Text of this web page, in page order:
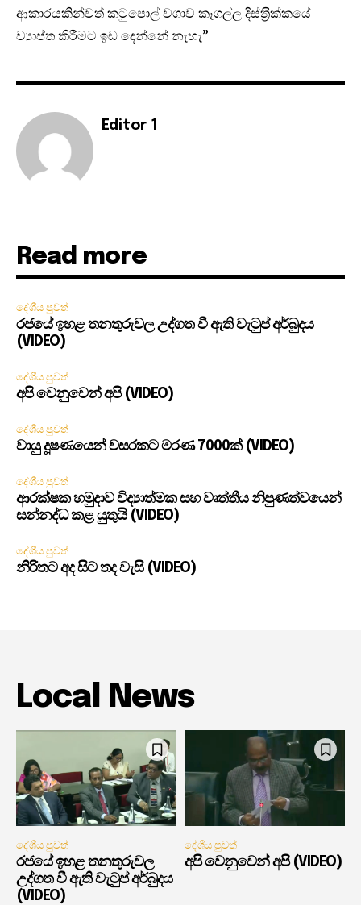
ආකාරයකින්වත් කටුපොල් වගාව කෑගල්ල දිස්ත‍්‍රික්කයේ
ව්‍යාප්ත කිරීමට ඉඩ දෙන්නේ නැහැ”
Editor 1
Read more
දේශීය පුවත්
රජයේ ඉහළ තනතුරුවල උද්ගත වී ඇති වැටුප් අර්බුදය
(VIDEO)
දේශීය පුවත්
අපි වෙනුවෙන් අපි (VIDEO)
දේශීය පුවත්
වායු දූෂණයෙන් වසරකට මරණ 7000ක් (VIDEO)
දේශීය පුවත්
ආරක්ෂක හමුදාව විද්‍යාත්මක සහ වෘත්තීය නිපුණත්වයෙන්
සන්නද්ධ කළ යුතුයි (VIDEO)
දේශීය පුවත්
නිරිතට අද සිට තද වැසි (VIDEO)
Local News
දේශීය පුවත්
රජයේ ඉහළ තනතුරුවල
උද්ගත වී ඇති වැටුප් අර්බුදය
(VIDEO)
දේශීය පුවත්
අපි වෙනුවෙන් අපි (VIDEO)